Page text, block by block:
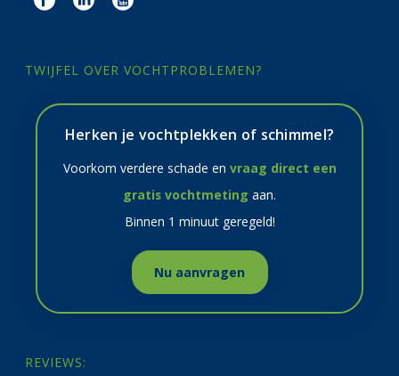
TWIJFEL OVER VOCHTPROBLEMEN?
Herken je vochtplekken of schimmel?
Voorkom verdere schade en vraag direct een
gratis vochtmeting aan.
Binnen 1 minuut geregeld!
Nu aanvragen
REVIEWS: